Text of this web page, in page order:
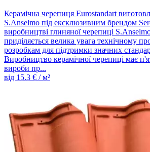
Керамічна черепиця Eurostandart
S.Anselmo під ексклюзивним брендом
виробництві глиняної черепиці
приділяється велика увага технічному
розробкам для підтримки значних
Виробництво керамічної черепиці має
вироби пр...
від 15.3 € / м²